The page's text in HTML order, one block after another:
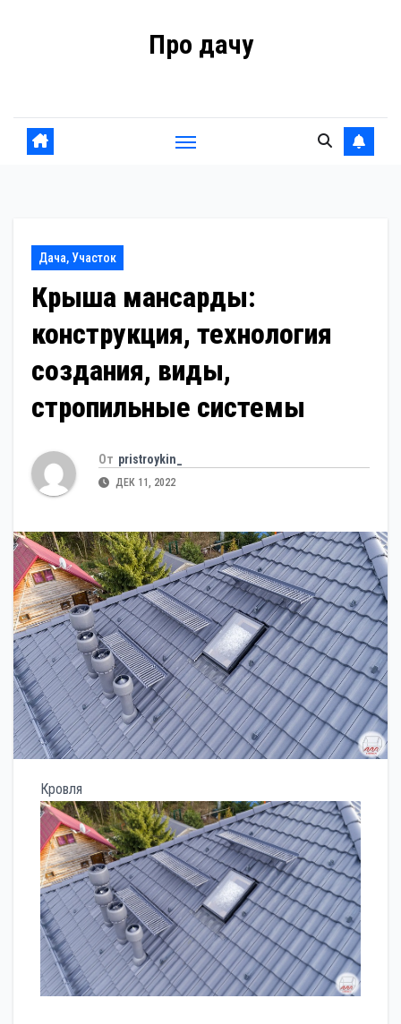
Про дачу
Дача, Участок
Крыша мансарды:
конструкция, технология
создания, виды,
стропильные системы
От pristroykin_
ДЕК 11, 2022
Кровля